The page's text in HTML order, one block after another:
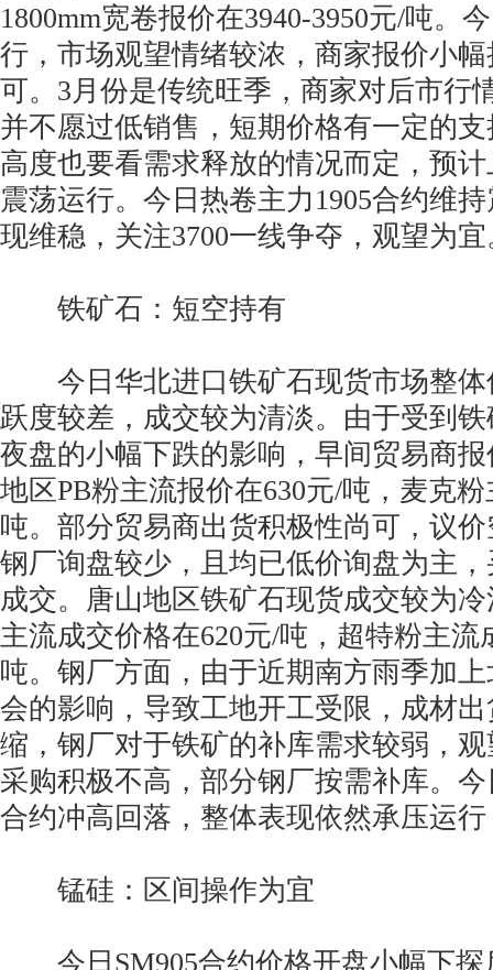
1800mm宽卷报价在3940-3950元/吨。
行，市场观望情绪较浓，商家报价小
可。3月份是传统旺季，商家对后市行
并不愿过低销售，短期价格有一定的
高度也要看需求释放的情况而定，预
震荡运行。今日热卷主力1905合约维
现维稳，关注3700一线争夺，观望为宜
铁矿石：短空持有
今日华北进口铁矿石现货市场整体
跃度较差，成交较为清淡。由于受到
夜盘的小幅下跌的影响，早间贸易商
地区PB粉主流报价在630元/吨，麦克
吨。部分贸易商出货积极性尚可，议
钢厂询盘较少，且均已低价询盘为主
成交。唐山地区铁矿石现货成交较为
主流成交价格在620元/吨，超特粉主流
吨。钢厂方面，由于近期南方雨季加
会的影响，导致工地开工受限，成材
缩，钢厂对于铁矿的补库需求较弱，
采购积极不高，部分钢厂按需补库。
合约冲高回落，整体表现依然承压运
锰硅：区间操作为宜
今日SM905合约价格开盘小幅下探